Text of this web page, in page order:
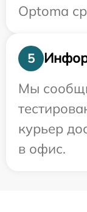
Optoma
5
Мы
курьер
в офис.